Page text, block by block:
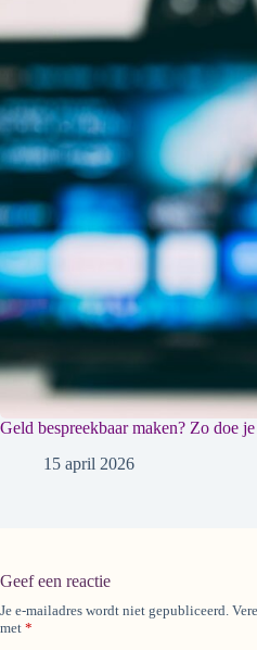
Geld bespreekbaar maken? Zo doe
15 april 2026
Geef een reactie
Je e-mailadres wordt niet gepubliceerd.
met *
A
l